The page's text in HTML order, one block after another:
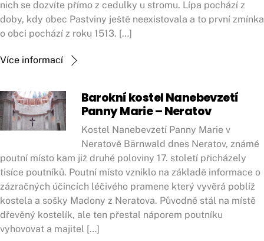
nich se dozvíte přímo z cedulky u stromu. Lípa pochází z
doby, kdy obec Pastviny ještě neexistovala a to první zmínka
o obci pochází z roku 1513. […]
Více informací
Barokní kostel Nanebevzetí
Panny Marie – Neratov
Kostel Nanebevzetí Panny Marie v
Neratově Bärnwald dnes Neratov, známé
poutní místo kam již druhé poloviny 17. století přicházely
tisíce poutníků. Poutní místo vzniklo na základě informace o
zázračných účincích léčivého pramene který vyvěrá poblíž
kostela a sošky Madony z Neratova. Původně stál na místě
dřevěný kostelík, ale ten přestal náporem poutníku
vyhovovat a majitel […]